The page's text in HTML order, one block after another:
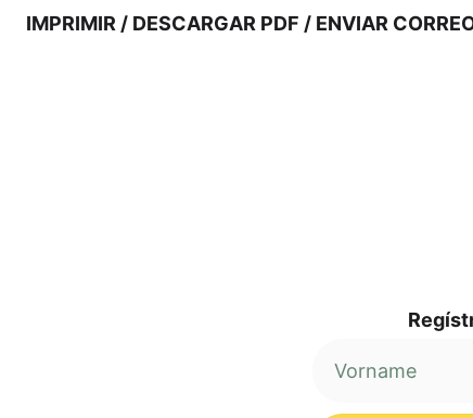
IMPRI­MIR / DES­CAR­GAR PDF / ENVI­AR